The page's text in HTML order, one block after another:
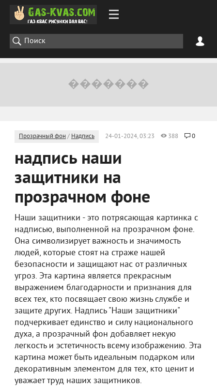
Прозрачный фон / Надпись 24-01-2024, 03:23 388 0
надпись наши
защитники на
прозрачном фоне
Наши защитники - это потрясающая картинка с
надписью, выполненной на прозрачном фоне.
Она символизирует важность и значимость
людей, которые стоят на страже нашей
безопасности и защищают нас от различных
угроз. Эта картина является прекрасным
выражением благодарности и признания для
всех тех, кто посвящает свою жизнь службе и
защите других. Надпись "Наши защитники"
подчеркивает единство и силу национального
духа, а прозрачный фон добавляет некую
легкость и эстетичность всему изображению. Эта
картина может быть идеальным подарком или
декоративным элементом для тех, кто ценит и
уважает труд наших защитников.